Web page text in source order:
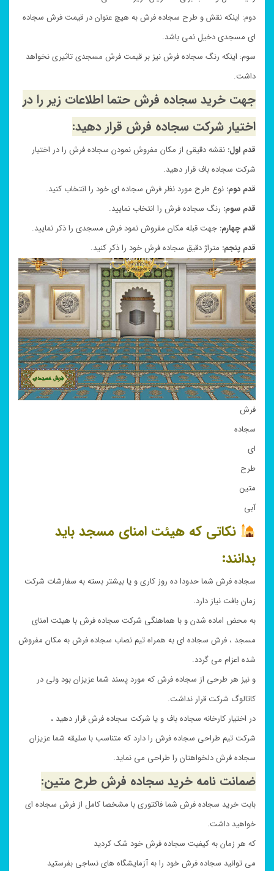
دوم: اینکه نقش و طرح سجاده فرش به هیچ عنوان در قیمت فرش سجاده
ای مسجدی دخیل نمی باشد.
سوم: اینکه رنگ سجاده فرش نیز بر قیمت فرش مسجدی تاثیری نخواهد
داشت.
جهت خرید سجاده فرش حتما اطلاعات زیر را در
اختیار شرکت سجاده فرش قرار دهید:
قدم اول: نقشه دقیقی از مکان مفروش نمودن سجاده فرش را در اختیار
شرکت سجاده باف قرار دهید.
قدم دوم: نوع طرح مورد نظر فرش سجاده ای خود را انتخاب کنید.
قدم سوم: رنگ سجاده فرش را انتخاب نمایید.
قدم چهارم: جهت قبله مکان مفروش نمود فرش مسجدی را ذکر نمایید.
قدم پنجم: متراژ دقیق سجاده فرش خود را ذکر کنید.
فرش
سجاده
ای
طرح
متین
آبی
نکاتی که هیئت امنای مسجد باید
بدانند:
سجاده فرش شما حدودا ده روز کاری و یا بیشتر بسته به سفارشات شرکت
زمان بافت نیاز دارد.
به محض اماده شدن و با هماهنگی شرکت سجاده فرش با هیئت امنای
مسجد ، فرش سجاده ای به همراه تیم نصاب سجاده فرش به مکان مفروش
شده اعزام می گردد.
و نیز هر طرحی از سجاده فرش که مورد پسند شما عزیزان بود ولی در
کاتالوگ شرکت قرار نداشت.
در اختیار کارخانه سجاده باف و یا شرکت سجاده فرش قرار دهید ،
شرکت تیم طراحی سجاده فرش را دارد که متناسب با سلیقه شما عزیزان
سجاده فرش دلخواهتان را طراحی می نماید.
ضمانت نامه خرید سجاده فرش طرح متین:
بابت خرید سجاده فرش شما فاکتوری با مشخصا کامل از فرش سجاده ای
خواهید داشت.
که هر زمان به کیفیت سجاده فرش خود شک کردید
می توانید سجاده فرش خود را به آزمایشگاه های نساجی بفرستید